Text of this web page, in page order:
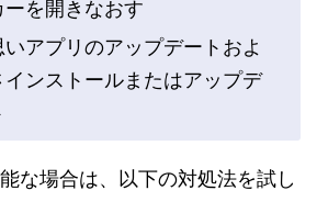
ーを開きなおす
いアプリのアップデートおよ
インストールまたはアップデ
な場合は、以下の対処法を試し